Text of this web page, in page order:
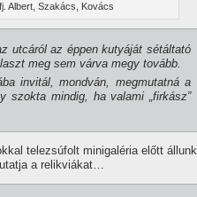
Albert, Szakács, Kovács
utcáról az éppen kutyá­ját sétáltató
meg sem várva megy tovább.
invitál, mondván, megmutat­ná a
mindig, ha valami „firkász”
telezsúfolt minigaléria előtt
a relikviákat…